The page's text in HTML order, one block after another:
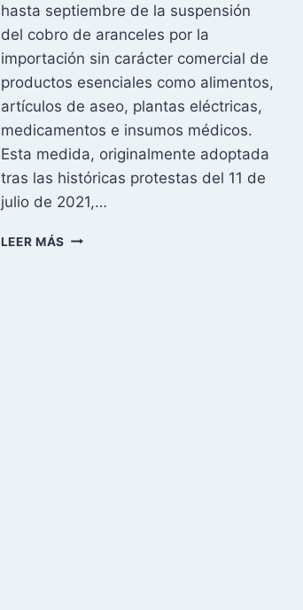
hasta septiembre de la suspensión
del cobro de aranceles por la
importación sin carácter comercial de
productos esenciales como alimentos,
artículos de aseo, plantas eléctricas,
medicamentos e insumos médicos.
Esta medida, originalmente adoptada
tras las históricas protestas del 11 de
julio de 2021,…
LEER MÁS CUBA